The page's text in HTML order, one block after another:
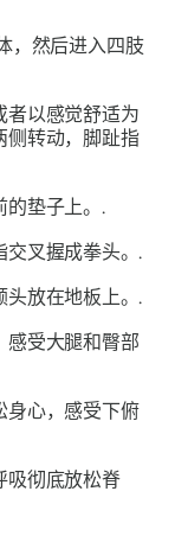
，然后进入四肢
者以感觉舒适为
侧转动，脚趾指
的垫子上。.
交叉握成拳头。.
头放在地板上。.
感受大腿和臀部
身心，感受下俯
吸彻底放松脊